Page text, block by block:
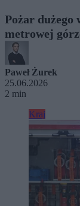
Pożar dużego
metrowej
Paweł Żurek
25.06.2026
2 min
Kraj